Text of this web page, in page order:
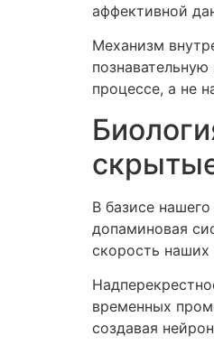
аффективной
Механизм
процессе, а не
В базисе
допаминовая
скорость наших
временных
создавая